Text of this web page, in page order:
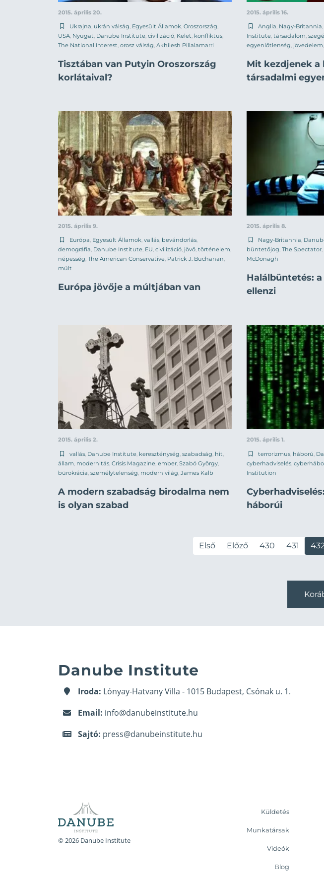
2015. április 20.
Ukrajna ukrán válság Egyesült Államok Oroszország
USA Nyugat Danube Institute civilizáció Kelet konfliktus
The National Interest orosz válság Akhilesh Pillalamarri
Tisztában van Putyin Oroszország
korlátaival?
2015. április 16.
Anglia Nagy-Britannia
Institute társadalom
egyenlőtlenség jövedelem
Mit kezdjenek
társadalmi
2015. április 9.
Európa, Egyesült Államok, vallás, bevándorlás,
demográfia, Danube Institute, EU, civilizáció, jövő, történelem,
népesség, The American Conservative, Patrick J. Buchanan,
múlt
Európa jövője a múltjában van
2015. április 8.
Nagy-Britannia,
büntetőjog, The Spectator,
McDonagh
Halálbüntetés:
ellenzi
2015. április 2.
vallás Danube Institute kereszténység szabadság hit
állam modernitás Crisis Magazine ember Szabó György
bürokrácia személytelenség modern világ James Kalb
A modern szabadság birodalma nem
is olyan szabad
2015. április 1.
terrorizmus háború
cyberhadviselés
Institution
háborúi
Első Előző 430 431 432
Danube Institute
Iroda: Lónyay-Hatvany Villa - 1015 Budapest, Csónak u. 1.
Email: info@danubeinstitute.hu
Sajtó: press@danubeinstitute.hu
© 2026 Danube Institute
Küldetés
Munkatársak
Videók
Blog